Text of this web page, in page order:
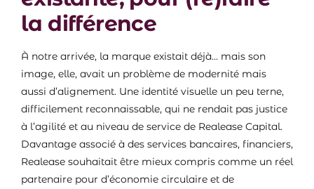
la différence
À notre arrivée, la marque existait déjà… mais son
image, elle, avait un problème de modernité mais
aussi d’alignement. Une identité visuelle un peu terne,
difficilement reconnaissable, qui ne rendait pas justice
à l’agilité et au niveau de service de Realease Capital.
Davantage associé à des services bancaires, financiers,
Realease souhaitait être mieux compris comme un réel
partenaire pour d’économie circulaire et de